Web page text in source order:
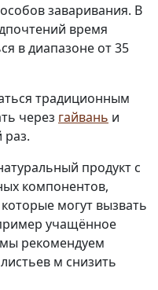
заваривания. В
время
в диапазоне от 35
традиционным
через гайвань и
раз.
продукт с
компонентов,
могут вызвать
учащённое
рекомендуем
м снизить